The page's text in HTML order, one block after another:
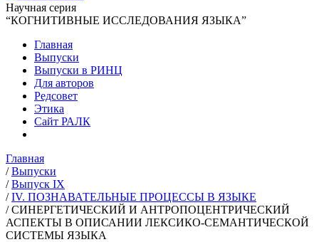
Научная серия
“КОГНИТИВНЫЕ ИССЛЕДОВАНИЯ ЯЗЫКА”
Главная
Выпуски
Выпуски в РИНЦ
Для авторов
Редсовет
Этика
Сайт РАЛК
Главная
/ Выпуски
/ Выпуск IX
/ IV. ПОЗНАВАТЕЛЬНЫЕ ПРОЦЕССЫ В ЯЗЫКЕ
/ СИНЕРГЕТИЧЕСКИЙ И АНТРОПОЦЕНТРИЧЕСКИЙ
АСПЕКТЫ В ОПИСАНИИ ЛЕКСИКО-СЕМАНТИЧЕСКОЙ
СИСТЕМЫ ЯЗЫКА